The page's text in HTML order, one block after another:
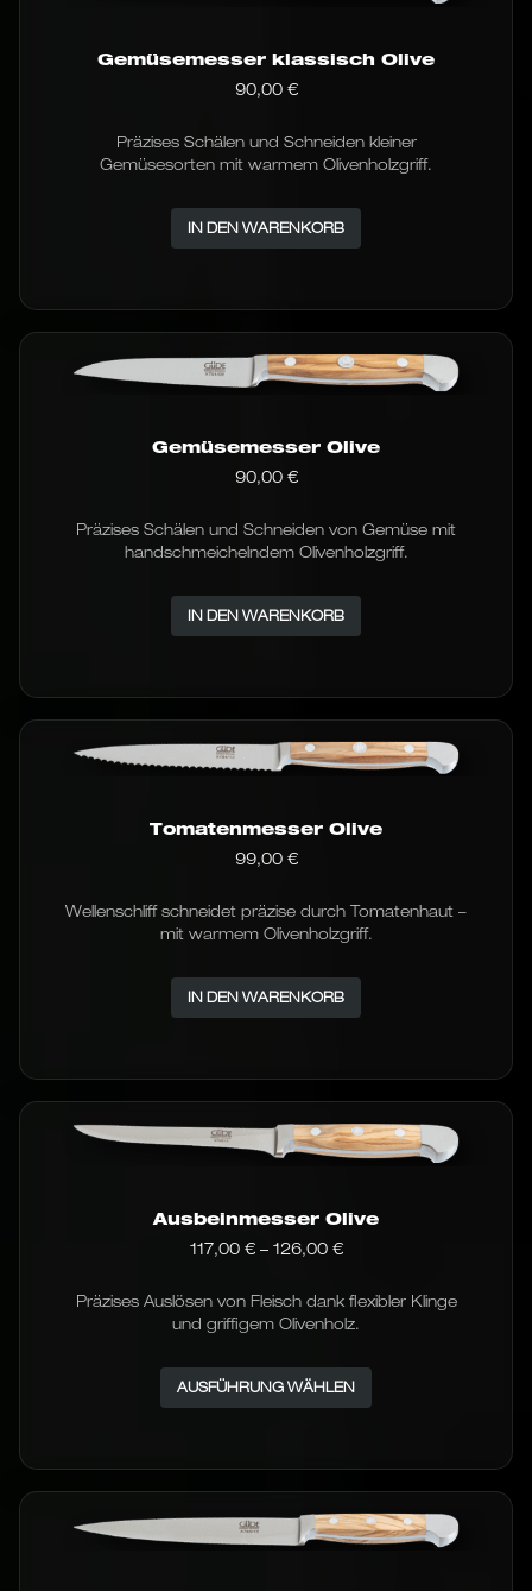
Gemüsemesser klassisch Olive
90,00 €
Präzises Schälen und Schneiden kleiner
Gemüsesorten mit warmem Olivenholzgriff.
IN DEN WARENKORB
Gemüsemesser Olive
90,00 €
Präzises Schälen und Schneiden von Gemüse mit
handschmeichelndem Olivenholzgriff.
IN DEN WARENKORB
Tomatenmesser Olive
99,00 €
Wellenschliff schneidet präzise durch Tomatenhaut –
mit warmem Olivenholzgriff.
IN DEN WARENKORB
Ausbeinmesser Olive
117,00 € – 126,00 €Preisspanne:
126,00 €
Präzises Auslösen von Fleisch dank flexibler Klinge
und griffigem Olivenholz.
AUSFÜHRUNG WÄHLEN
Varianten
auf.
Die
Optionen